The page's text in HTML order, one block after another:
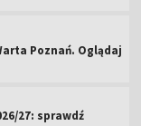
Poznań. Oglądaj
27: sprawdź